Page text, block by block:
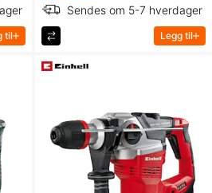
til
Sendes om 5-7 hverdager
Legg til